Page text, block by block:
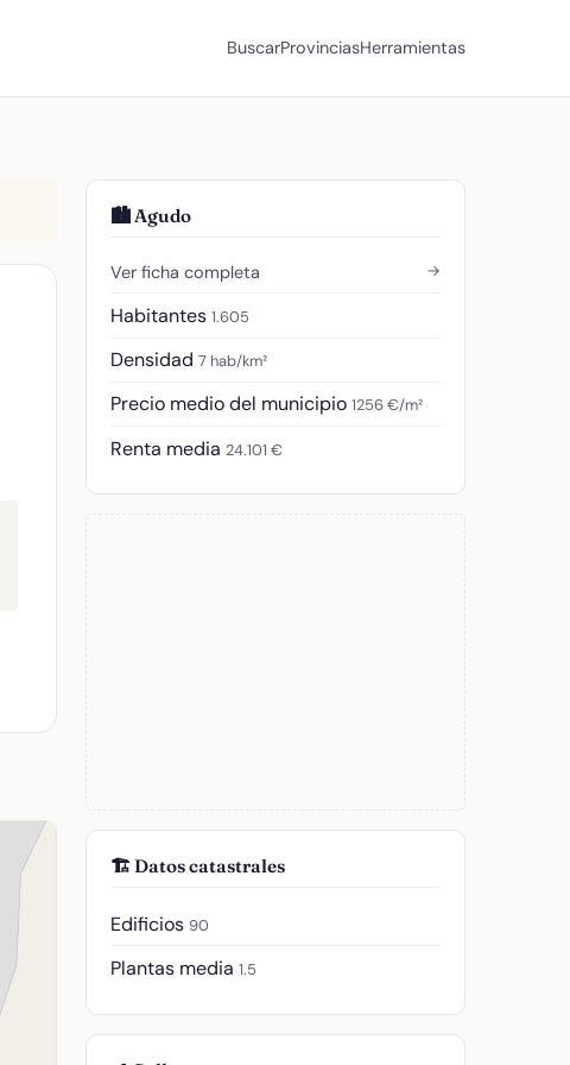
BuscarProvinciasHerramientas
🏙️ Agudo
Ver ficha completa →
Habitantes 1.605
Densidad 7 hab/km²
Precio medio del municipio 1256 €/m²
Renta media 24.101 €
🏗️ Datos catastrales
Edificios 90
Plantas media 1.5